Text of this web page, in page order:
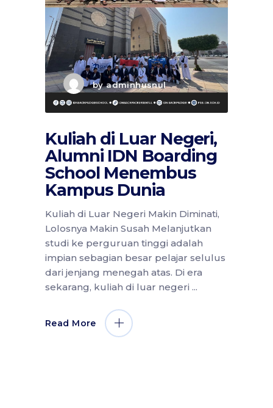
byadminhusnul
Kuliah di Luar Negeri,
Alumni IDN Boarding
School Menembus
Kampus Dunia
Kuliah di Luar Negeri Makin Diminati,
Lolosnya Makin Susah Melanjutkan
studi ke perguruan tinggi adalah
impian sebagian besar pelajar selulus
dari jenjang menegah atas. Di era
sekarang, kuliah di luar negeri
Read More